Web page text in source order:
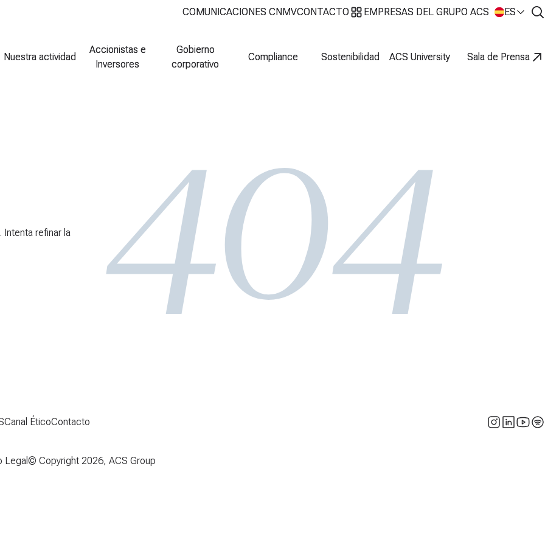
COMUNICACIONES CNMVCONTACTO EMPRESAS DEL GRUPO ACS ES
Nuestra actividad
Accionistas e
Inversores
Gobierno
corporativo
Compliance Sostenibilidad ACS University Sala de Prensa
COMUNICACIONES CNMVCONTACTO EMPRESAS DEL GRUPO ACS ES
Nuestra actividad
Accionistas e
Inversores
Gobierno
corporativo
Compliance Sostenibilidad ACS University Sala de Prensa
Intenta refinar la
Canal ÉticoContacto
Legal© Copyright 2026, ACS Group